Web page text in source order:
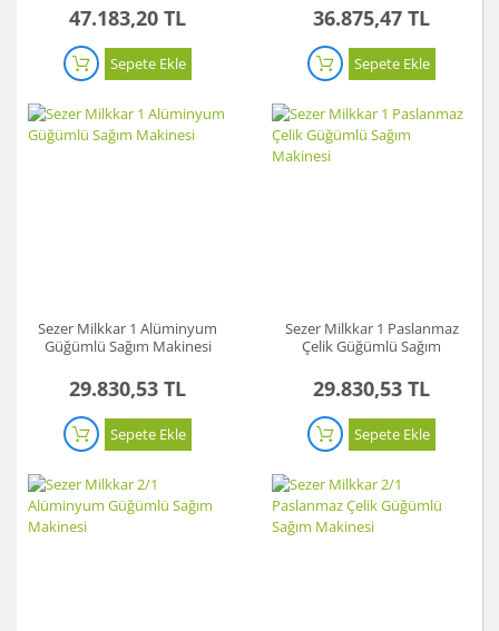
47.183,20 TL
Sepete Ekle
36.875,47 TL
Sepete Ekle
Sezer Milkkar 1 Alüminyum
Güğümlü Sağım Makinesi
29.830,53 TL
Sepete Ekle
Sezer Milkkar 1 Paslanmaz
Çelik Güğümlü Sağım
29.830,53 TL
Sepete Ekle